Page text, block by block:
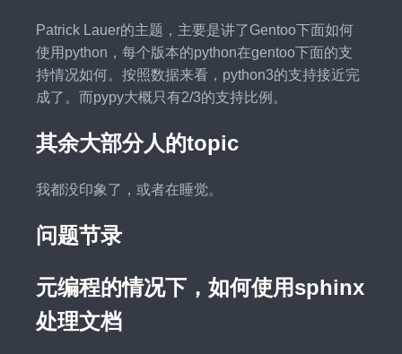
Patrick Lauer的主题，主要是讲了Gentoo下面如何
使用python，每个版本的python在gentoo下面的支
持情况如何。按照数据来看，python3的支持接近完
成了。而pypy大概只有2/3的支持比例。
其余大部分人的topic
我都没印象了，或者在睡觉。
问题节录
元编程的情况下，如何使用sphinx
处理文档